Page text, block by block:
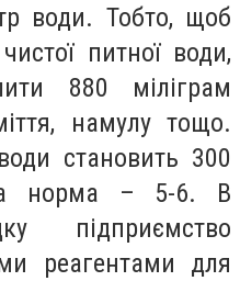
води. Тобто, щоб
питної води,
880 міліграм
намулу тощо.
становить 300
а норма – 5-6. В
підприємство
реагентами для